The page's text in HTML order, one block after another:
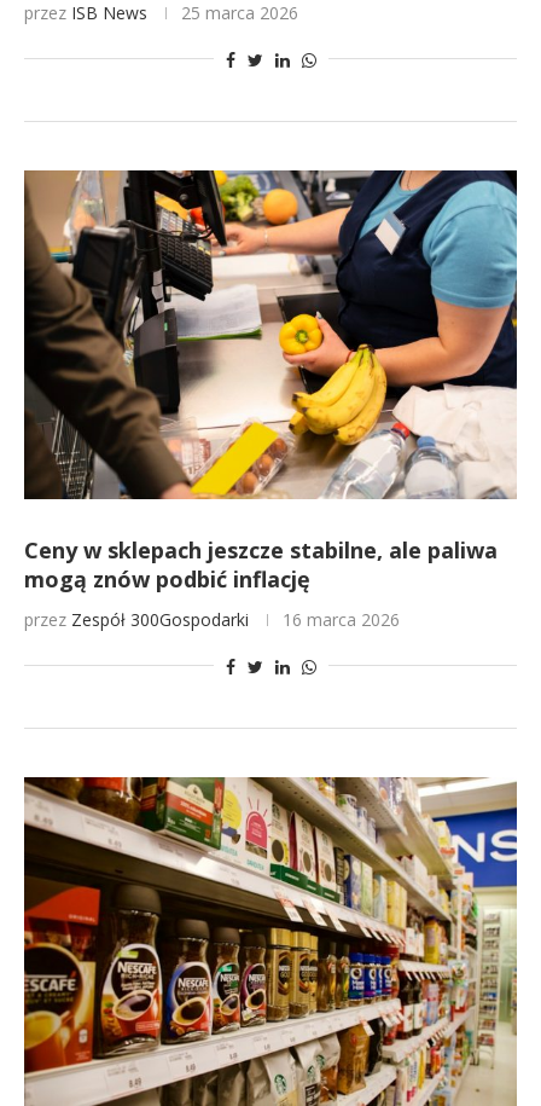
przez ISB News 25 marca 2026
Ceny w sklepach jeszcze stabilne, ale paliwa
mogą znów podbić inflację
przez Zespół 300Gospodarki 16 marca 2026